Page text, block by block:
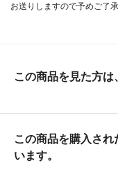
お送りしますので予めご了承
この商品を見た方
この商品を購入さ
います。